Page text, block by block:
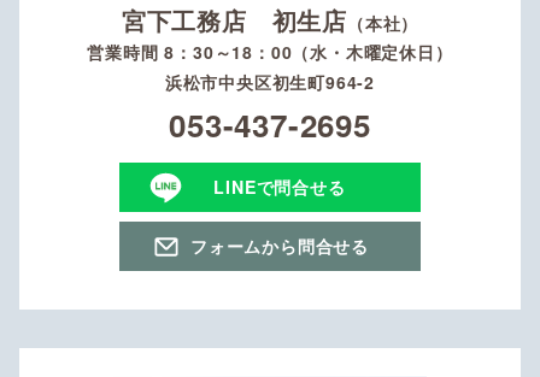
宮下工務店 初生店 （本社）
営業時間 8：30～18：00（水・木曜定休日）
浜松市中央区初生町964-2
053-437-2695
LINEで問合せる
フォームから問合せる